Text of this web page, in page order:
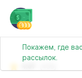
Покажем, где
рассылок.